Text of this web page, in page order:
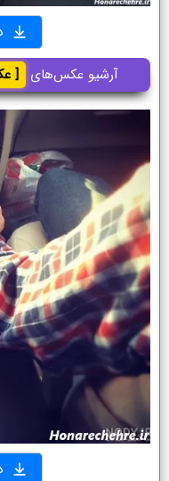
آرشیو عکس‌های [